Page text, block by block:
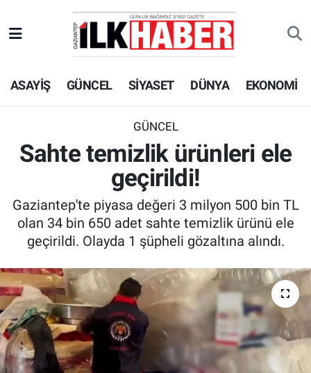
ASAYİŞ GÜNCEL SİYASET DÜNYA EKONOMİ
GÜNCEL
Sahte temizlik ürünleri ele
geçirildi!
Gaziantep'te piyasa değeri 3 milyon 500 bin TL
olan 34 bin 650 adet sahte temizlik ürünü ele
geçirildi. Olayda 1 şüpheli gözaltına alındı.
EKONOMİ
SİYASET
SPOR
ASAYİŞ
EĞİTİM
KÜLTÜR - SANAT
Beyoğlu Hava Durumu
Beyoğlu Trafik Yoğunluk Haritası
Süper Lig Puan Durumu ve Fikstür
Tüm Manşetler
Son Dakika Haberleri
Haber Arşivi